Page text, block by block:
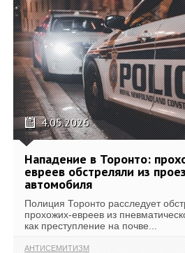
4.05.2026
Нападение в Торонто:
евреев обстреляли из
автомобиля
Полиция Торонто расследует
прохожих-евреев из
как преступление на почве...
АНТИСЕМИТИЗМ